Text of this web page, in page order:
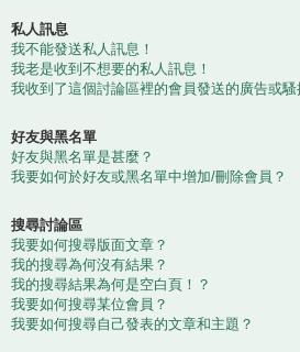
私人訊息
我不能發送私人訊息！
我老是收到不想要的私人訊息！
我收到了這個討論區裡的會員發送的廣告或騷
好友與黑名單
好友與黑名單是甚麼？
我要如何於好友或黑名單中增加/刪除會員？
搜尋討論區
我要如何搜尋版面文章？
我的搜尋為何沒有結果？
我的搜尋結果為何是空白頁！？
我要如何搜尋某位會員？
我要如何搜尋自己發表的文章和主題？